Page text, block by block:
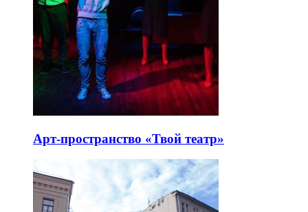
Арт-пространство «Твой театр»